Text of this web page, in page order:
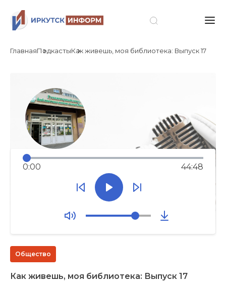
ГлавнаяПодкастыКак живешь, моя библиотека: Выпуск 17
0:00 44:48
Общество
Как живешь, моя библиотека: Выпуск 17